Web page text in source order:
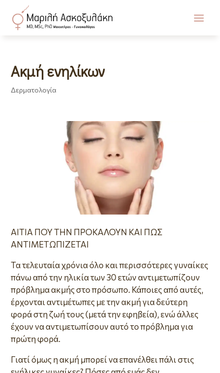
Ακμή ενηλίκων
Δερματολογία
ΑΙΤΙΑ ΠΟΥ ΤΗΝ ΠΡΟΚΑΛΟΥΝ ΚΑΙ ΠΩΣ
ΑΝΤΙΜΕΤΩΠΙΖΕΤΑΙ
Τα τελευταία χρόνια όλο και περισσότερες γυναίκες
πάνω από την ηλικία των 30 ετών αντιμετωπίζουν
πρόβλημα ακμής στο πρόσωπο. Κάποιες από αυτές,
έρχονται αντιμέτωπες με την ακμή για δεύτερη
φορά στη ζωή τους (μετά την εφηβεία), ενώ άλλες
έχουν να αντιμετωπίσουν αυτό το πρόβλημα για
πρώτη φορά.
Γιατί όμως η ακμή μπορεί να επανέλθει πάλι στις